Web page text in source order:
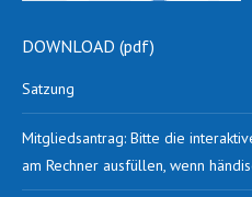
DOWNLOAD (pdf)
Satzung
Mitgliedsantrag: Bitte die
am Rechner ausfüllen, wenn